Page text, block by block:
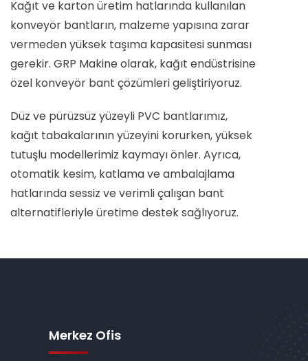
Kağıt ve karton üretim hatlarında kullanılan
konveyör bantların, malzeme yapısına zarar
vermeden yüksek taşıma kapasitesi sunması
gerekir. GRP Makine olarak, kağıt endüstrisine
özel konveyör bant çözümleri geliştiriyoruz.
Düz ve pürüzsüz yüzeyli PVC bantlarımız,
kağıt tabakalarının yüzeyini korurken, yüksek
tutuşlu modellerimiz kaymayı önler. Ayrıca,
otomatik kesim, katlama ve ambalajlama
hatlarında sessiz ve verimli çalışan bant
alternatifleriyle üretime destek sağlıyoruz.
Merkez Ofis